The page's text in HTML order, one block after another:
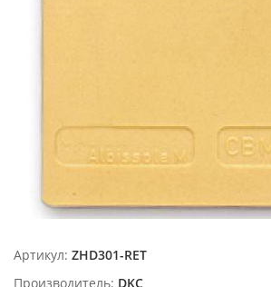
Артикул: ZHD301-RET
Производитель: DKC